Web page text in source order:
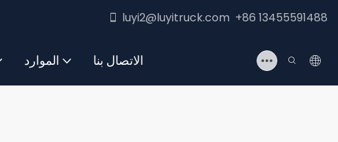
luyi2@luyitruck.com +86 13455591488
الموارد الاتصال بنا